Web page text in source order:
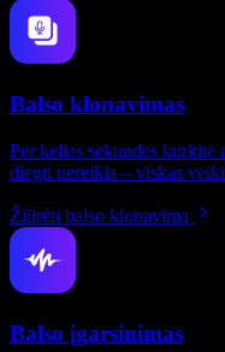
Balso klonavimas
Per kelias sekundes
diegti nereikia – viskas
Žiūrėti balso klonavimą
Balso įgarsinimas